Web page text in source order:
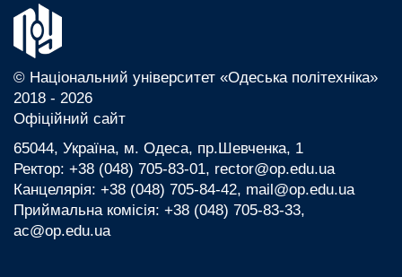
© Національний університет «Одеська політехніка»
2018 - 2026
Офіційний сайт
65044, Україна, м. Одеса, пр.Шевченка, 1
Ректор: +38 (048) 705-83-01, rector@op.edu.ua
Канцелярія: +38 (048) 705-84-42, mail@op.edu.ua
Приймальна комісія: +38 (048) 705-83-33,
ac@op.edu.ua